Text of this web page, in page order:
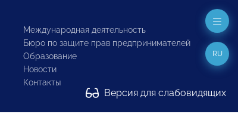
Международная деятельность
Бюро по защите прав предпринимателей
Образование
Новости
Контакты
Версия для слабовидящих
RU